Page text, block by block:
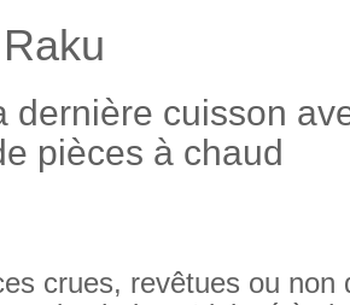
dernière cuisson
pièces à chaud
crues, revêtues ou non